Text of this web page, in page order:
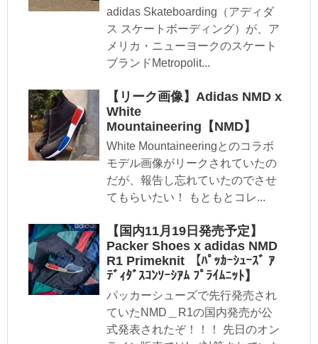
adidas Skateboarding（アディダ
ス スケートボーディング）が、ア
メリカ・ニューヨークのスケート
ブランドMetropolit...
【リーク画像】Adidas NMD x
White
Mountaineering【NMD】
White Mountaineeringとのコラボ
モデル画像がリークされていたの
だが、報告し忘れていたのでさせ
てもらいたい！ もともとコレ...
【国内11月19日発売予定】
Packer Shoes x adidas NMD
R1 Primeknit 【ﾊﾟｯｶｰｼｭｰｽﾞ ｱ
ﾃﾞｨﾀﾞｽｺﾝｿｰｼｱﾑ ﾌﾟﾗｲﾑﾆｯﾄ】
パッカーシューズで先行発売され
ていたNMD＿R1の国内発売が公
式発表されたぞ！！！ 先日のオン